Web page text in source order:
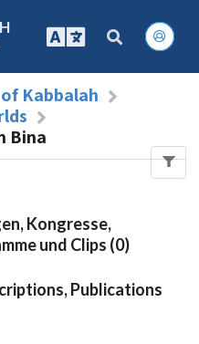
Kabbalah
Bina
Kongresse,
und Clips (0)
Publications